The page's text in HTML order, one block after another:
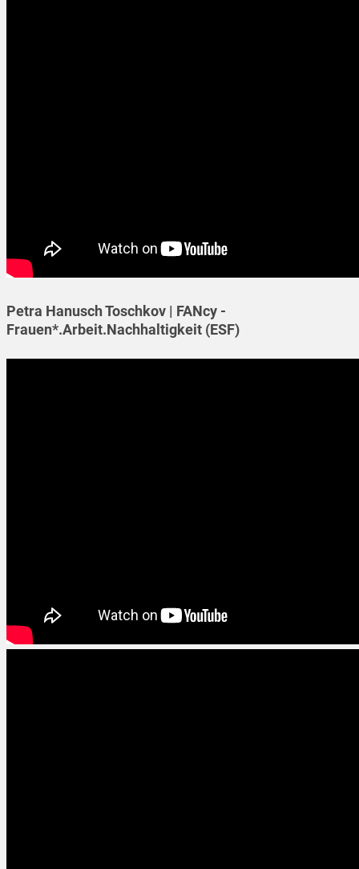
Petra Hanusch Toschkov | FANcy -
Frauen*.Arbeit.Nachhaltigkeit (ESF)